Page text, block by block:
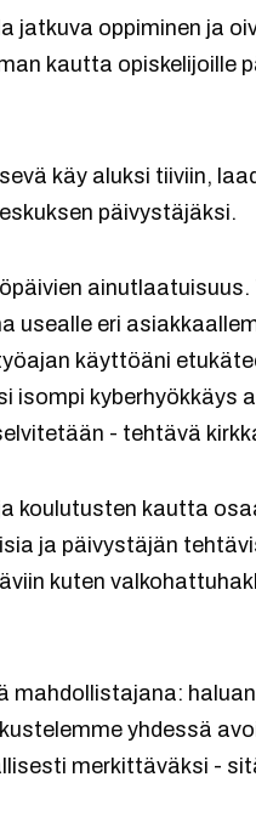
jatkuva oppiminen ja
kautta opiskelijoille
käy aluksi tiiviin,
päivystäjäksi.
usealle eri
käyttöäni
isompi
- tehtävä
koulutusten kautta
ja päivystäjän
kuten
mahdollistajana:
yhdessä
merkittäväksi -